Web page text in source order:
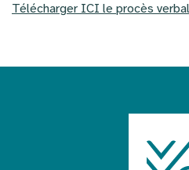
Télécharger ICI le procès